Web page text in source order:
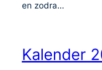
en zodra…
Kalender